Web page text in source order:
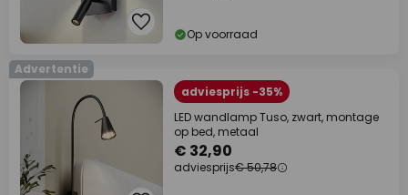
Op voorraad
Advertentie
adviesprijs -35%
LED wandlamp Tuso, zwart, montage
op bed, metaal
€ 32,90
adviesprijs€ 50,78